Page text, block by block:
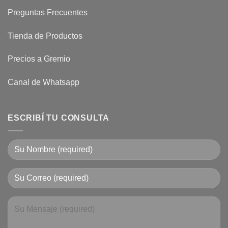
Preguntas Frecuentes
Tienda de Productos
Precios a Gremio
Canal de Whatsapp
ESCRIBÍ TU CONSULTA